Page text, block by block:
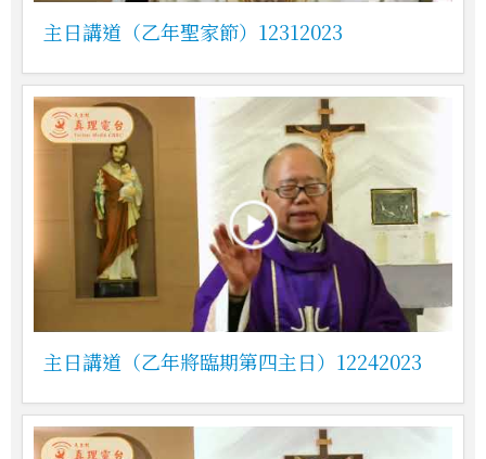
主日講道（乙年聖家節）12312023
主日講道（乙年將臨期第四主日）12242023